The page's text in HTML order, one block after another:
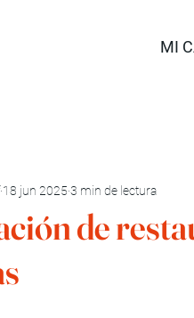
MI
de
18 jun 2025 3 min de lectura